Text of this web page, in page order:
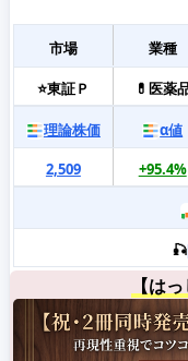
市場 業種
⭐東証Ｐ 💊医薬
理論株価 α値
2,509
+95.4%
🎣
【は